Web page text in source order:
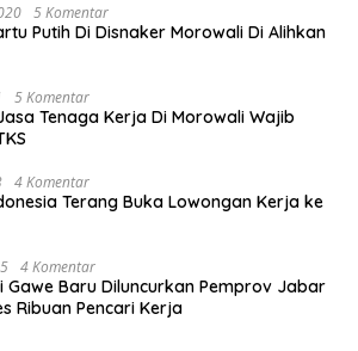
5 Komentar
Putih Di Disnaker Morowali Di Alihkan
5 Komentar
Tenaga Kerja Di Morowali Wajib
4 Komentar
Terang Buka Lowongan Kerja ke
4 Komentar
Gawe Baru Diluncurkan Pemprov Jabar
Ribuan Pencari Kerja